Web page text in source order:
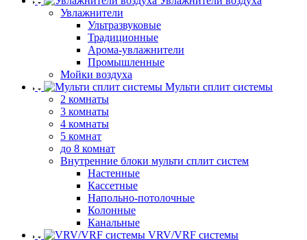
Увлажнители
Ультразвуковые
Традиционные
Арома-увлажнители
Промышленные
Мойки воздуха
Мульти сплит системы
2 комнаты
3 комнаты
4 комнаты
5 комнат
до 8 комнат
Внутренние блоки мульти сплит систем
Настенные
Кассетные
Напольно-потолочные
Колонные
Канальные
VRV/VRF системы